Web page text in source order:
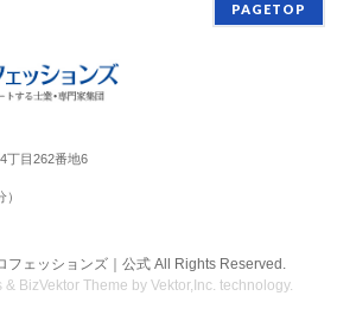
PAGETOP
丁目262番地6
フェッションズ｜公式 All Rights Reserved.
& BizVektor Theme by Vektor,Inc. technology.